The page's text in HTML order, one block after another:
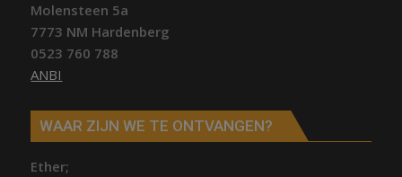
Molensteen 5a
7773 NM Hardenberg
0523 760 788
ANBI
WAAR ZIJN WE TE ONTVANGEN?
Ether;